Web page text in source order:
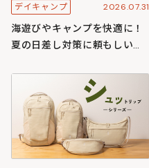
デイキャンプ 2026.07.31
海遊びやキャンプを快適に！
夏の日差し対策に頼もしいワ
ズ